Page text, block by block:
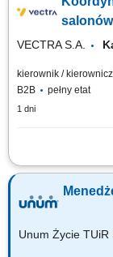
Finansowego,
zespole, rozwijanie
VECTRA S.A.
kierownik /
B2B
pełny etat
1 dni
Zadania: Realizacja
obszarze; Wsparcie
planów;
Unum Życie TUiR